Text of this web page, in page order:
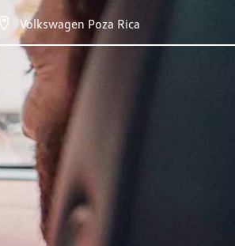
Volkswagen Poza Rica